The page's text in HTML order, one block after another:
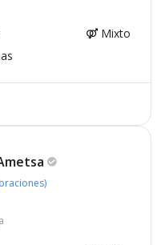
Mixto